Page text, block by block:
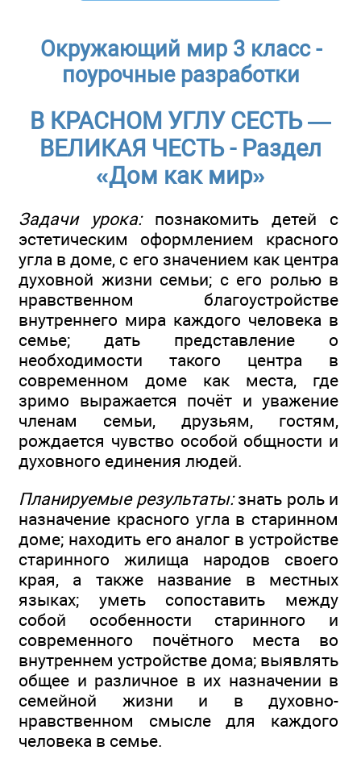
Окружающий мир 3 класс -
поурочные разработки
В КРАСНОМ УГЛУ СЕСТЬ —
ВЕЛИКАЯ ЧЕСТЬ - Раздел
«Дом как мир»
Задачи урока:познакомить детей с
эстетическим оформлением красного
угла в доме, с его значением как центра
духовной жизни семьи; с его ролью в
нравственном благоустройстве
внутреннего мира каждого человека в
семье; дать представление о
необходимости такого центра в
современном доме как места, где
зримо выражается почёт и уважение
членам семьи, друзьям, гостям,
рождается чувство особой общности и
духовного единения людей.
Планируемые результаты:знать роль и
назначение красного угла в старинном
доме; находить его аналог в устройстве
старинного жилища народов своего
края, а также название в местных
языках; уметь сопоставить между
собой особенности старинного и
современного почётного места во
внутреннем устройстве дома; выявлять
общее и различное в их назначении в
семейной жизни и в духовно-
нравственном смысле для каждого
человека в семье.